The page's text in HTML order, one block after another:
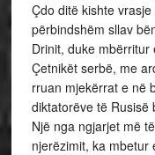
Çdo ditë kishte
përbindshëm sllav
Drinit, duke mbërritur
Çetnikët serbë, me
rruan mjekërrat e në
diktatorëve të Rusisë
Një nga ngjarjet më
njerëzimit, ka mbetur